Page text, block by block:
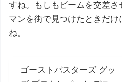
すね。もしもビームを交差さ
マンを街で見つけたときだけ
ね。
ゴーストバスターズ グッ